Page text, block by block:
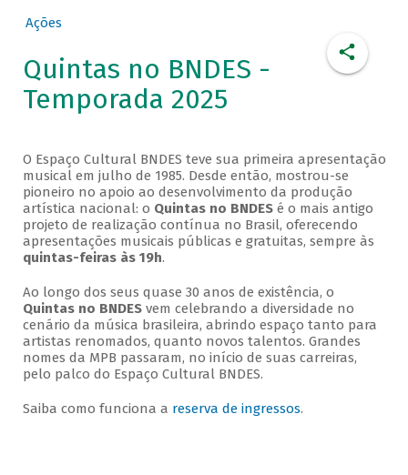
Ações
Quintas no BNDES -
Temporada 2025
O Espaço Cultural BNDES teve sua primeira apresentação
musical em julho de 1985. Desde então, mostrou-se
pioneiro no apoio ao desenvolvimento da produção
artística nacional: o Quintas no BNDESé o mais antigo
projeto de realização contínua no Brasil, oferecendo
apresentações musicais públicas e gratuitas, sempre às
quintas-feiras às 19h.
Ao longo dos seus quase 30 anos de existência, o
Quintas no BNDESvem celebrando a diversidade no
cenário da música brasileira, abrindo espaço tanto para
artistas renomados, quanto novos talentos. Grandes
nomes da MPB passaram, no início de suas carreiras,
pelo palco do Espaço Cultural BNDES.
Saiba como funciona a reserva de ingressos.